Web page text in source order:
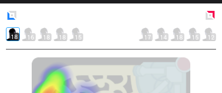
18 16 18 18 15 17 14 18 15 12